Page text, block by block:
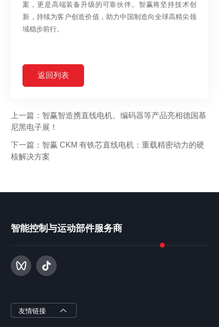
案，更是高端装备升级的可靠伙伴。智赢将坚持技术创
新，持续为客户创造价值，助力中国制造向全球高精尖领
域稳步前行。
返回列表
上一篇：智赢智造携直线电机、编码器等产品亮相德国慕
尼黑电子展！
下一篇：智赢 CKM 有铁芯直线电机：重载精密动力的硬
核解决方案
智能控制与运动部件服务商
友情链接
智赢半导体